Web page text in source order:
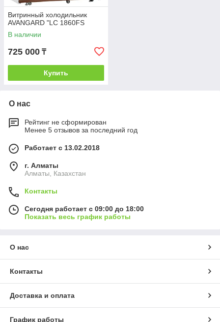
Витринный холодильник
AVANGARD "LC 1860FS
В наличии
725 000 ₸
Купить
О нас
Рейтинг не сформирован
Менее 5 отзывов за последний год
Работает с 13.02.2018
г. Алматы
Алматы, Казахстан
Контакты
Сегодня работает с 09:00 до 18:00
Показать весь график работы
О нас
Контакты
Доставка и оплата
График работы